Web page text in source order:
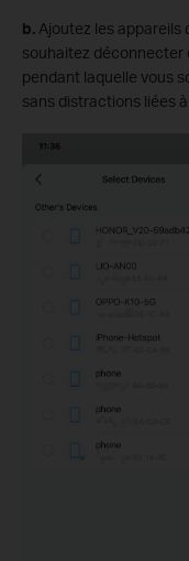
b. Ajoutez les appareils
souhaitez déconnecter
pendant laquelle vous
sans distractions liées